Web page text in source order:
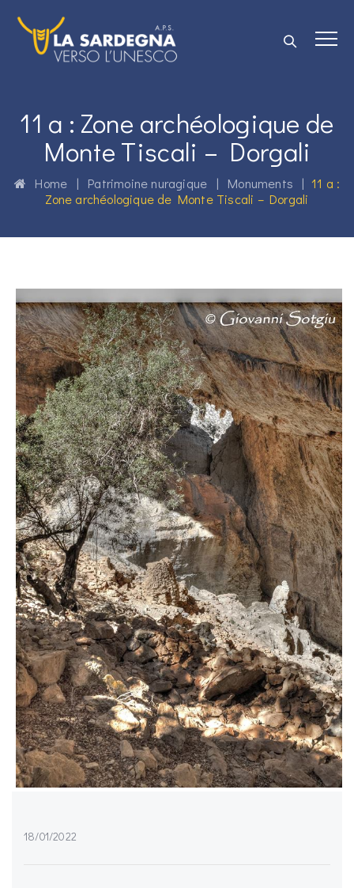
11 a : Zone archéologique de
Monte Tiscali – Dorgali
Home | Patrimoine nuragique | Monuments | 11 a :
Zone archéologique de Monte Tiscali – Dorgali
18/01/2022